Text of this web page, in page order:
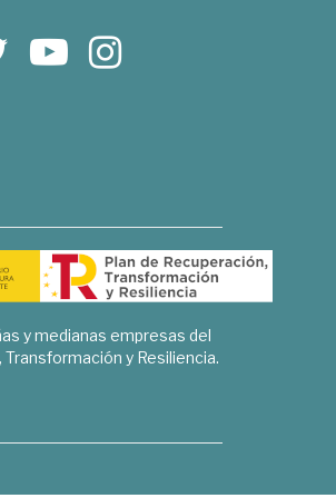
y medianas empresas del
y Resiliencia.